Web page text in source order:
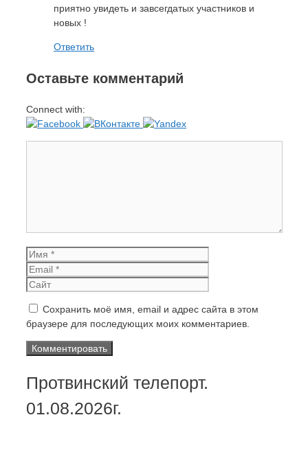
приятно увидеть и завсегдатых участников и
новых !
Ответить
Оставьте комментарий
Connect with:
Имя
Сохранить моё имя, email и адрес сайта в этом
браузере для последующих моих комментариев.
Протвинский телепорт.
01.08.2026г.